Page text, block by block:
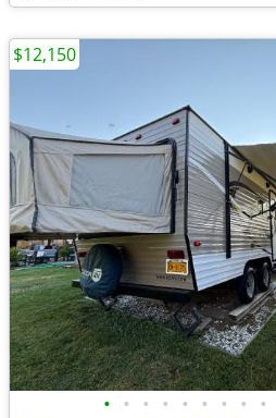
• • • • • • • • •
$12,150